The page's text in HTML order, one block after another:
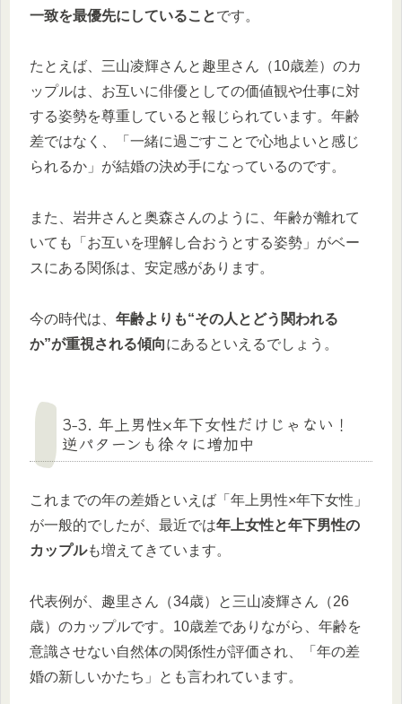
一致を最優先にしていることです。
たとえば、三山凌輝さんと趣里さん（10歳差）のカ
ップルは、お互いに俳優としての価値観や仕事に対
する姿勢を尊重していると報じられています。年齢
差ではなく、「一緒に過ごすことで心地よいと感じ
られるか」が結婚の決め手になっているのです。
また、岩井さんと奥森さんのように、年齢が離れて
いても「お互いを理解し合おうとする姿勢」がベー
スにある関係は、安定感があります。
今の時代は、 年齢よりも“その人とどう関われる
か”が重視される傾向にあるといえるでしょう。
3-3. 年上男性×年下女性だけじゃない！
逆パターンも徐々に増加中
これまでの年の差婚といえば「年上男性×年下女性」
が一般的でしたが、最近では年上女性と年下男性の
カップルも増えてきています。
代表例が、趣里さん（34歳）と三山凌輝さん（26
歳）のカップルです。10歳差でありながら、年齢を
意識させない自然体の関係性が評価され、「年の差
婚の新しいかたち」とも言われています。